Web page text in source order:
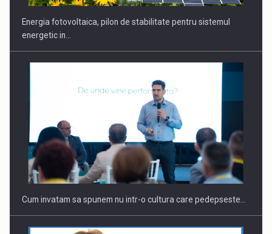
Webinar - Business Evolution-RETHINK STRATEGY-Finantare
Investitii Digitalizare
Energia fotovoltaica, pilon de stabilitate pentru sistemul
energetic in…
Cum invatam sa spunem nu intr-o cultura care pedepseste…